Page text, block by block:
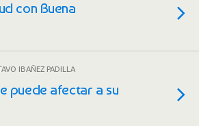
con Buena
IBAÑEZ PADILLA
puede afectar a su